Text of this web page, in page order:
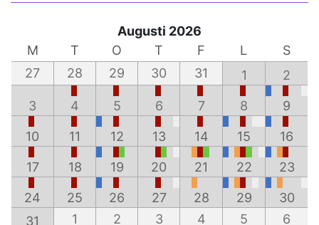
Augusti 2026
M
T O T F L
S
27
28 29 30 31 1 2
3 4 5 6 7 8 9
10 11 12 13 14 15 16
17 18 19 20 21 22 23
24 25 26 27 28 29
30
31
1 2 3 4 5 6